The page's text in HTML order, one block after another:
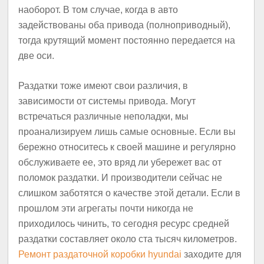
наоборот. В том случае, когда в авто
задействованы оба привода (полноприводный),
тогда крутящий момент постоянно передается на
две оси.
Раздатки тоже имеют свои различия, в
зависимости от системы привода. Могут
встречаться различные неполадки, мы
проанализируем лишь самые основные. Если вы
бережно относитесь к своей машине и регулярно
обслуживаете ее, это вряд ли убережет вас от
поломок раздатки. И производители сейчас не
слишком заботятся о качестве этой детали. Если в
прошлом эти агрегаты почти никогда не
приходилось чинить, то сегодня ресурс средней
раздатки составляет около ста тысяч километров.
Ремонт раздаточной коробки hyundai заходите для